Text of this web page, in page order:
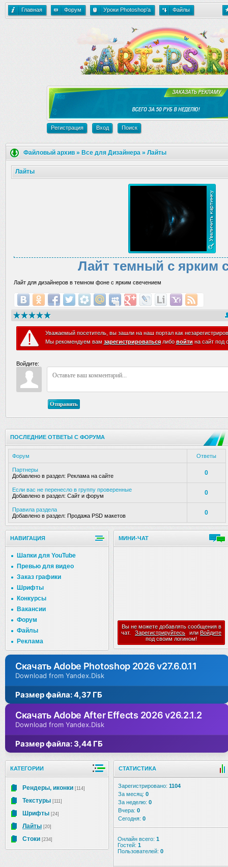
Главная Форум Уроки Photoshop'a Файлы
Регистрация Вход Поиск
Файловый архив » Все для Дизайнера » Лайты
Лайты
Лайт темный с ярким
Лайт для дизайнеров в темном фоне с ярким свечением
Уважаемый посетитель, вы зашли на наш портал как
Мы рекомендуем вам зарегистрироватьсялибо войти на сайт под
Войдите:
Отправить
ПОСЛЕДНИЕ ОТВЕТЫ С ФОРУМА
Форум Ответы
Партнеры
Добавлено в раздел: Реклама на сайте 0
Если вас не перенесло в группу проверенные
Добавлено в раздел: Сайт и форум 0
Правила раздела
Добавлено в раздел: Продажа PSD макетов 0
НАВИГАЦИЯ
Шапки для YouTube
Превью для видео
Заказ графики
Шрифты
Конкурсы
Вакансии
Форум
Файлы
Реклама
МИНИ-ЧАТ
Вы не можете добавлять сообщения в
чат.
Зарегистрируйтесь или Войдите
под своим логином!
Скачать Adobe Photoshop 2026 v27.6.0.11
Download from Yandex.Disk
Размер файла: 4,37 ГБ
Скачать Adobe After Effects 2026 v26.2.1.2
Download from Yandex.Disk
Размер файла: 3,44 ГБ
КАТЕГОРИИ
Рендеры, иконки [114]
Текстуры [111]
Шрифты [24]
Лайты [20]
Стоки [234]
СТАТИСТИКА
Зарегистрировано: 1104
За месяц: 0
За неделю: 0
Вчера: 0
Сегодня: 0
Онлайн всего: 1
Гостей: 1
Пользователей: 0